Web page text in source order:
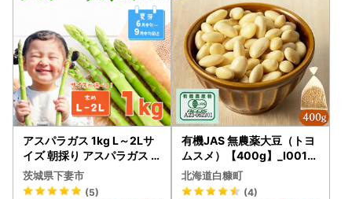
アスパラガス 1kg L～2Lサ
イズ 朝採り アスパラガス
夏芽 【先行受付】 【26年6
月中旬～9月発送】
茨城県下妻市
(5)
有機JAS 無農薬大豆（トヨ
ムスメ）【400g】_I001-
0987
北海道白糠町
(4)